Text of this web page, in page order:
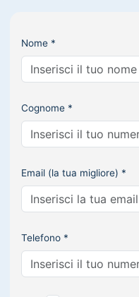
Nome *
Cognome *
Email (la tua migliore) *
Telefono *